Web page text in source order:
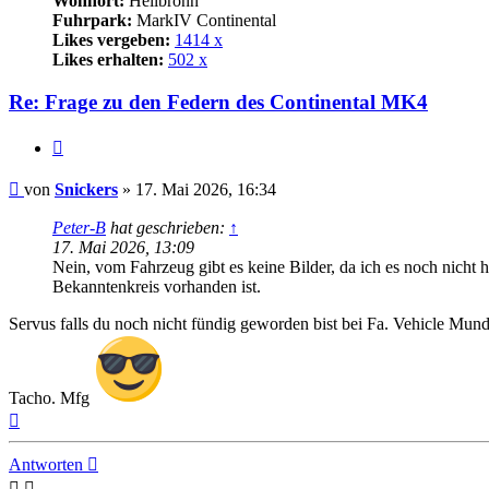
Fuhrpark: MarkIV Continental
Likes vergeben: 1414 x
Likes erhalten: 502 x
Re: Frage zu den Federn des Continental MK4
Beitrag
von Snickers » 17. Mai 2026, 16:34
Peter-B hat geschrieben: ↑
17. Mai 2026, 13:09
Nein, vom Fahrzeug gibt es keine Bilder, da ich es noch nicht
Bekanntenkreis vorhanden ist.
Servus falls du noch nicht fündig geworden bist bei Fa. Vehicle
Tacho. Mfg
Antworten